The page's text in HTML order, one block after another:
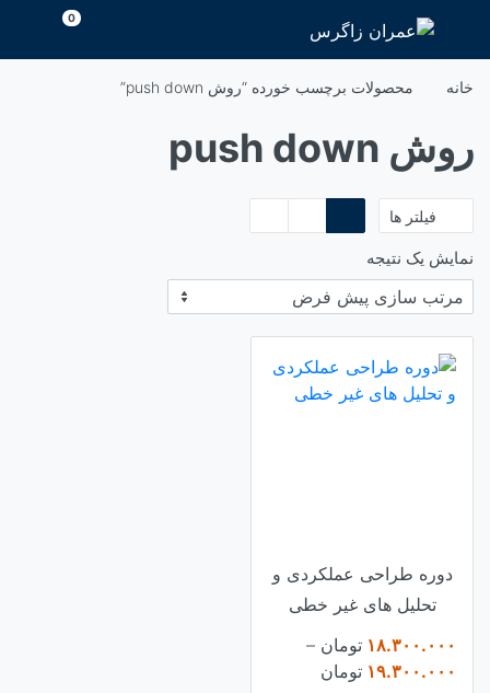
محتوا
0
خانه محصولات برچسب خورده “روش push down”
روش push down
فیلتر ها
نمایش یک نتیجه
دوره طراحی عملکردی و
تحلیل های غیر خطی
۱۸.۳۰۰.۰۰۰ تومان –
۱۹.۳۰۰.۰۰۰ تومان